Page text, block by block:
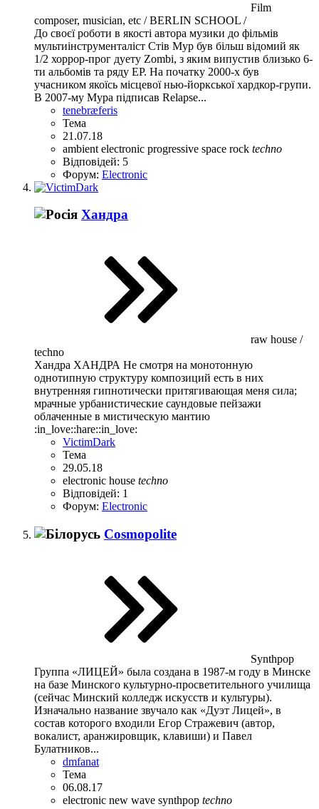
Film
composer, musician, etc / BERLIN SCHOOL /
До своєї роботи в якості автора музики до фільмів
мультиінструменталіст Стів Мур був більш відомий як
1/2 хоррор-прог дуету Zombi, з яким випустив близько 6-
ти альбомів та ряду EP. На початку 2000-х був
учасником якоїсь місцевої нью-йоркської хардкор-групи.
В 2007-му Мура підписав Relapse...
tenebræferis
Тема
21.07.18
ambient electronic progressive space rock techno
Відповідей: 5
Форум: Electronic
Хандра
raw house /
techno
Хандра ХАНДРА Не смотря на монотонную
однотипную структуру композиций есть в них
внутренняя гипнотически притягивающая меня сила;
мрачные урбанистические саундовые пейзажи
облаченные в мистическую мантию
:in_love::hare::in_love:
VictimDark
Тема
29.05.18
electronic house techno
Відповідей: 1
Форум: Electronic
Cosmopolite
Synthpop
Группа «ЛИЦЕЙ» была создана в 1987-м году в Минске
на базе Минского культурно-просветительного училища
(сейчас Минский колледж искусств и культуры).
Изначально название звучало как «Дуэт Лицей», в
состав которого входили Егор Стражевич (автор,
вокалист, аранжировщик, клавиши) и Павел
Булатников...
dmfanat
Тема
06.08.17
electronic new wave synthpop techno